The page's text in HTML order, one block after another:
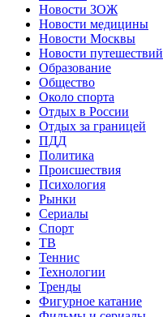
Новости ЗОЖ
Новости медицины
Новости Москвы
Новости путешествий
Образование
Общество
Около спорта
Отдых в России
Отдых за границей
ПДД
Политика
Происшествия
Психология
Рынки
Сериалы
Спорт
ТВ
Теннис
Технологии
Тренды
Фигурное катание